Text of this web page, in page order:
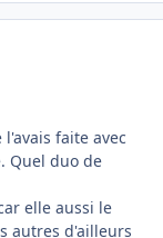
faite avec
Quel duo de
elle aussi le
autres d'ailleurs